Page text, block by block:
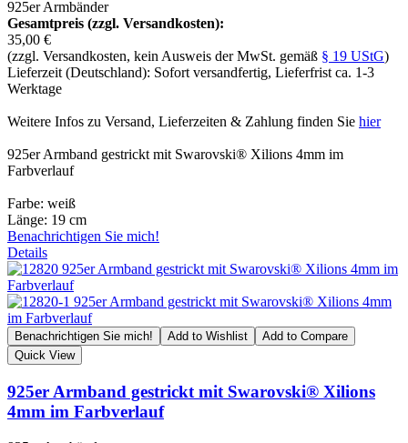
925er Armbänder
Gesamtpreis (zzgl. Versandkosten):
35,00 €
(zzgl. Versandkosten, kein Ausweis der MwSt. gemäß § 19 UStG)
Lieferzeit (Deutschland): Sofort versandfertig, Lieferfrist ca. 1-3
Werktage
Weitere Infos zu Versand, Lieferzeiten & Zahlung finden Sie hier
925er Armband gestrickt mit Swarovski® Xilions 4mm im
Farbverlauf
Farbe: weiß
Länge: 19 cm
Benachrichtigen Sie mich!
Details
Benachrichtigen Sie mich! Add to Wishlist
Add to Compare
Quick View
925er Armband gestrickt mit Swarovski® Xilions
4mm im Farbverlauf